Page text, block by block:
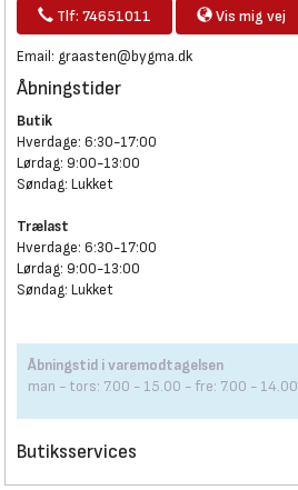
Tlf: 74651011 Vis mig vej
Email: graasten@bygma.dk
Åbningstider
Butik
Hverdage: 6:30-17:00
Lørdag: 9:00-13:00
Søndag: Lukket
Trælast
Hverdage: 6:30-17:00
Lørdag: 9:00-13:00
Søndag: Lukket
Åbningstid i varemodtagelsen
man - tors: 7.00 - 15.00 - fre: 7.00 - 14.00
Butiksservices